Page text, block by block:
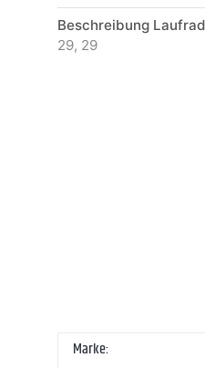
Beschreibung
29, 29
Marke: